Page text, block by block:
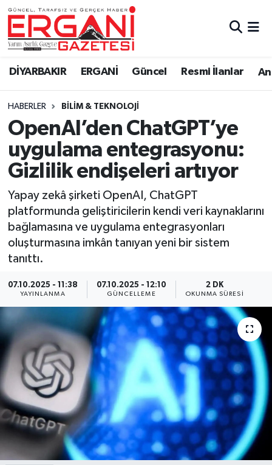
DİYARBAKIR ERGANİ Güncel Resmi İlanlar
HABERLER BİLİM & TEKNOLOJİ
OpenAI’den ChatGPT’ye
uygulama entegrasyonu:
Gizlilik endişeleri artıyor
Yapay zekâ şirketi OpenAI, ChatGPT
platformunda geliştiricilerin kendi veri kaynaklarını
bağlamasına ve uygulama entegrasyonları
oluşturmasına imkân tanıyan yeni bir sistem
tanıttı.
07.10.2025 - 11:38
YAYINLANMA
07.10.2025 - 12:10
GÜNCELLEME
2 DK
OKUNMA SÜRESI
DİYARBAKIR
BİSMİL
BAĞLAR
ERGANİ
Güncel
Eği̇ti̇m
Resmi İlanlar
Sağlık
Si̇yaset
Spor
Yaşam
Anali̇z
Bi̇li̇m & Teknoloji̇
Dünya
Eği̇ti̇m
Ergani Nöbetçi Eczaneler
Ergani Hava Durumu
Ergani Trafik Yoğunluk Haritası
Süper Lig Puan Durumu ve Fikstür
Tüm Manşetler
Son Dakika Haberleri
Haber Arşivi